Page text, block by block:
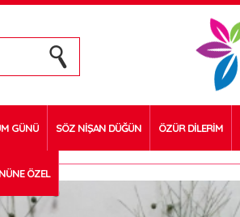
GÜNÜ SÖZ NİŞAN DÜĞÜN ÖZÜR DİLERİM
ÖZEL